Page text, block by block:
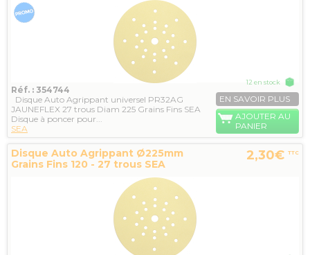
Réf. : 354744
Disque Auto Agrippant universel PR32AG
JAUNEFLEX 27 trous Diam 225 Grains Fins SEA
Disque à poncer pour...
SEA
12 en stock
EN SAVOIR PLUS
AJOUTER AU
PANIER
Disque Auto Agrippant Ø225mm
Grains Fins 120 - 27 trous SEA
2,30€ TTC